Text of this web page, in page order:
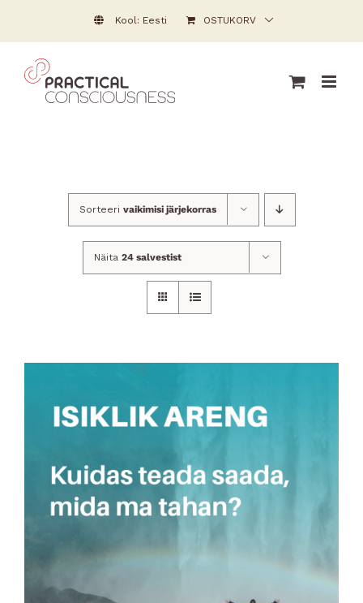
to
content
Kool: Eesti OSTUKORV
Sorteeri vaikimisi järjekorras
Näita 24 salvestist